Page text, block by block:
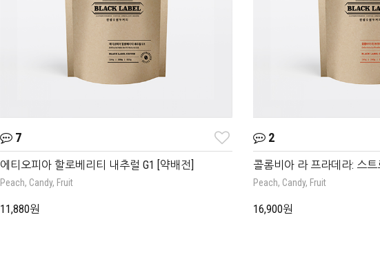
7
에티오피아 할로베리티 내추럴 G1 [약배전]
Peach, Candy, Fruit
11,880원
2
콜롬비아 라 프라데라: 스
Peach, Candy, Fruit
16,900원